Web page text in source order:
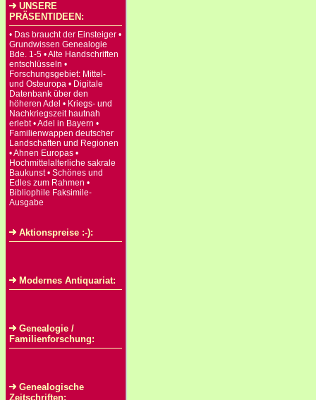
UNSERE
PRÄSENTIDEEN:
• Das braucht der Einsteiger •
Grundwissen Genealogie
Bde. 1-5 • Alte Handschriften
entschlüsseln •
Forschungsgebiet: Mittel-
und Osteuropa • Digitale
Datenbank über den
höheren Adel • Kriegs- und
Nachkriegszeit hautnah
erlebt • Adel in Bayern •
Familienwappen deutscher
Landschaften und Regionen
• Ahnen Europas •
Hochmittelalterliche sakrale
Baukunst • Schönes und
Edles zum Rahmen •
Bibliophile Faksimile-
Ausgabe
Aktionspreise :-):
Modernes Antiquariat:
Genealogie /
Familienforschung:
Genealogische
Zeitschriften: